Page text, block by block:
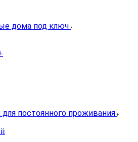
дома под ключ
постоянного проживания